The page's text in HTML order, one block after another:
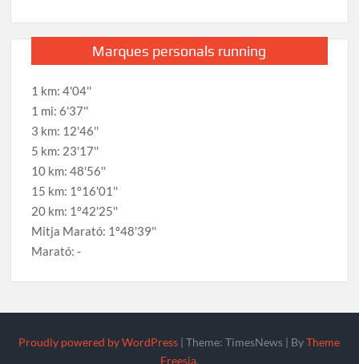
Marques personals running
1 km: 4'04''
1 mi: 6'37''
3 km: 12'46''
5 km: 23'17''
10 km: 48'56''
15 km: 1º16'01''
20 km: 1º42'25''
Mitja Marató: 1º48'39''
Marató: -
Proudly powered by WordPress |Theme: TimesNews | ByTheme
Freesia.